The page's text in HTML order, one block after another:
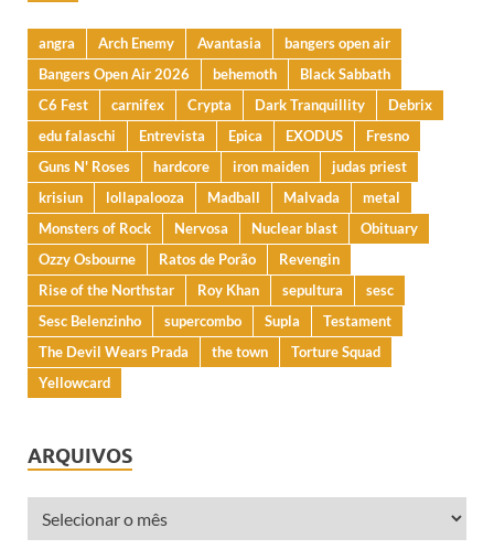
angra Arch Enemy Avantasia
bangers open air
Bangers Open Air 2026
behemoth
Black Sabbath
C6 Fest
carnifex Crypta Dark Tranquillity
Debrix
edu falaschi
Entrevista Epica EXODUS
Fresno
Guns N' Roses
hardcore iron maiden
judas priest
krisiun
lollapalooza Madball Malvada
metal
Monsters of Rock
Nervosa Nuclear blast
Obituary
Ozzy Osbourne
Ratos de Porão
Revengin
Rise of the Northstar
Roy Khan sepultura
sesc
Sesc Belenzinho
supercombo Supla
Testament
The Devil Wears Prada
the town
Torture Squad
Yellowcard
ARQUIVOS